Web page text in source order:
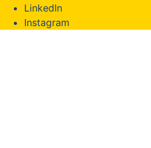
LinkedIn
Instagram